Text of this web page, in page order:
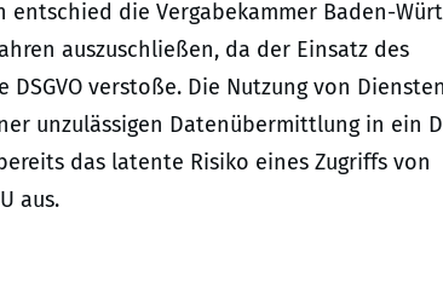
die Vergabekammer Baden-
auszuschließen, da der Einsatz des
verstoße. Die Nutzung von
unzulässigen Datenübermittlung in ein
das latente Risiko eines Zugriffs von
aus.